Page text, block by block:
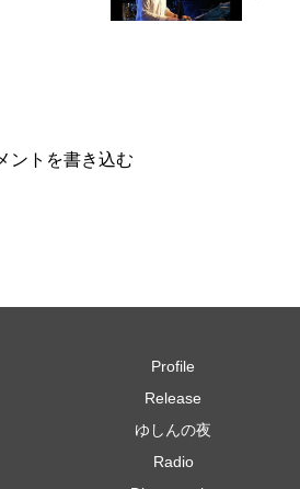
ントを書き込む
Profile
Release
ゆしんの夜
Radio